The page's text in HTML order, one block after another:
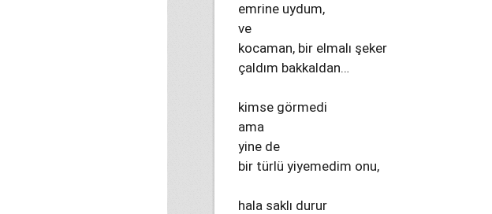
emrine uydum,
ve
kocaman, bir elmalı şeker
çaldım bakkaldan…
kimse görmedi
ama
yine de
bir türlü yiyemedim onu,
hala saklı durur